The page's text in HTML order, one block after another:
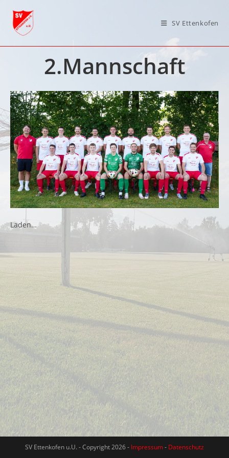
Inhalt
springen
SV Ettenkofen
2.Mannschaft
Laden…
SV Ettenkofen u.U. - Copyright 2026 - Impressum- Datenschutz